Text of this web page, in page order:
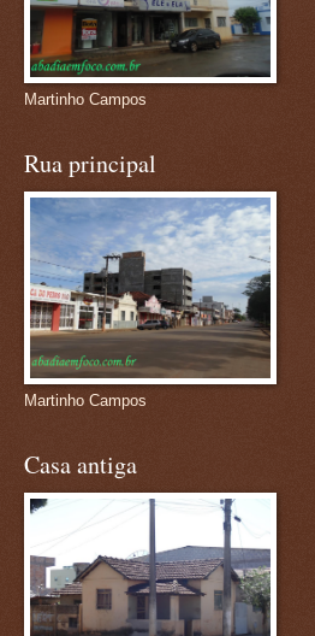
Martinho Campos
Rua principal
Martinho Campos
Casa antiga